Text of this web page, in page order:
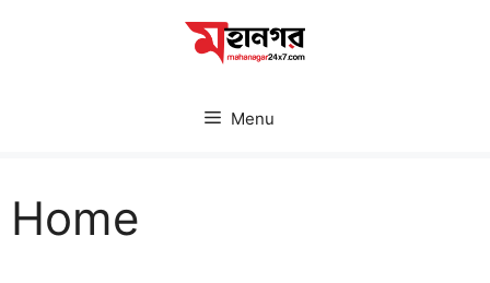
Menu
Home